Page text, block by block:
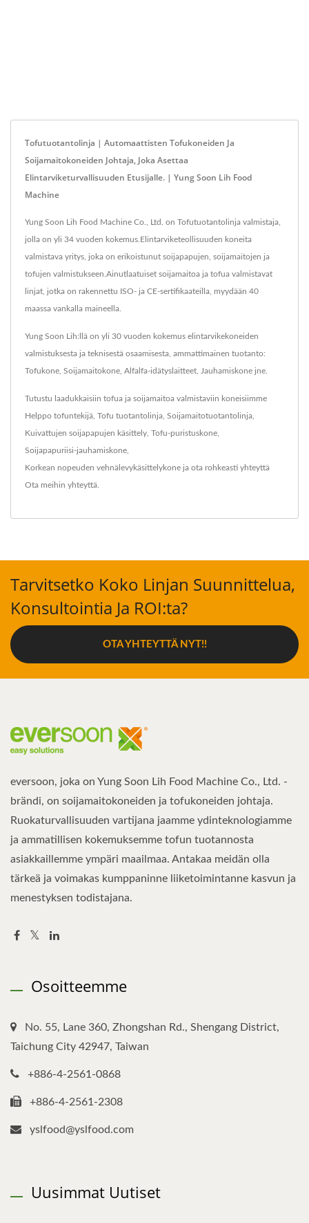
Tofutuotantolinja | Automaattisten Tofukoneiden Ja
Soijamaitokoneiden Johtaja, Joka Asettaa
Elintarviketurvallisuuden Etusijalle. | Yung Soon Lih Food
Machine
Yung Soon Lih Food Machine Co., Ltd. on Tofutuotantolinja valmistaja,
jolla on yli 34 vuoden kokemus.Elintarviketeollisuuden koneita
valmistava yritys, joka on erikoistunut soijapapujen, soijamaitojen ja
tofujen valmistukseen.Ainutlaatuiset soijamaitoa ja tofua valmistavat
linjat, jotka on rakennettu ISO- ja CE-sertifikaateilla, myydään 40
maassa vankalla maineella.
Yung Soon Lih:llä on yli 30 vuoden kokemus elintarvikekoneiden
valmistuksesta ja teknisestä osaamisesta, ammattimainen tuotanto:
Tofukone, Soijamaitokone, Alfalfa-idätyslaitteet, Jauhamiskone jne.
Tutustu laadukkaisiin tofua ja soijamaitoa valmistaviin koneisiimme
Helppo tofuntekijä Tofu tuotantolinja Soijamaitotuotantolinja
Kuivattujen soijapapujen käsittely Tofu-puristuskone
Soijapapuriisi-jauhamiskone
Korkean nopeuden vehnälevykäsittelykone ja ota rohkeasti yhteyttä
Ota meihin yhteyttä
Tarvitsetko Koko Linjan Suunnittelua,
Konsultointia Ja ROI:ta?
OTA YHTEYTTÄ NYT!!
eversoon, joka on Yung Soon Lih Food Machine Co., Ltd. -
brändi, on soijamaitokoneiden ja tofukoneiden johtaja.
Ruokaturvallisuuden vartijana jaamme ydinteknologiamme
ja ammatillisen kokemuksemme tofun tuotannosta
asiakkaillemme ympäri maailmaa. Antakaa meidän olla
tärkeä ja voimakas kumppaninne liiketoimintanne kasvun ja
menestyksen todistajana.
Osoitteemme
No. 55, Lane 360, Zhongshan Rd., Shengang District,
Taichung City 42947, Taiwan
+886-4-2561-0868
+886-4-2561-2308
yslfood@yslfood.com
Uusimmat Uutiset